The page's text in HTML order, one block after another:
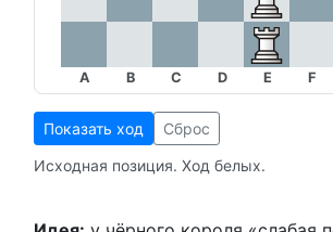
A B C D E F
Показать ход
Сброс
Исходная позиция. Ход белых.